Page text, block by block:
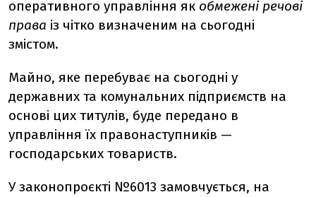
оперативного управління як обмежені речові
права із чітко визначеним на сьогодні
змістом.
Майно, яке перебуває на сьогодні у
державних та комунальних підприємств на
основі цих титулів, буде передано в
управління їх правонаступників —
господарських товариств.
У законопроєкті №6013 замовчується, на